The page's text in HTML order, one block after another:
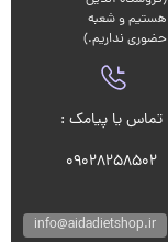
هستیم و شعبه
حضوری نداریم.)
تماس یا پیامک :
09028258502
info@aidadietshop.ir